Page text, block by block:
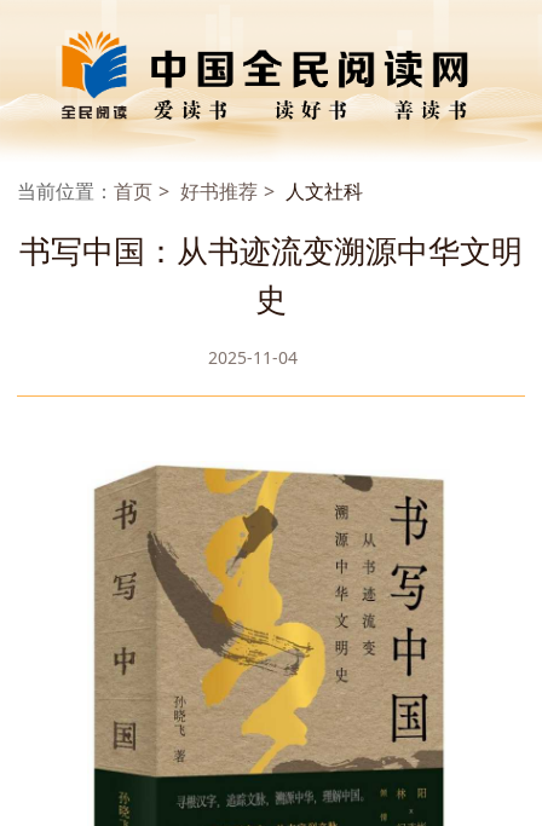
当前位置： 首页 好书推荐 人文社科
书写中国：从书迹流变溯源中华文明
史
2025-11-04